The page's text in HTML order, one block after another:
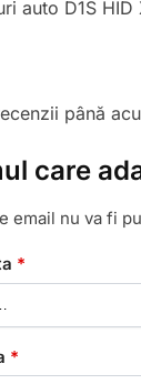
auto D1S HID
până
care
email nu va fi
*
*